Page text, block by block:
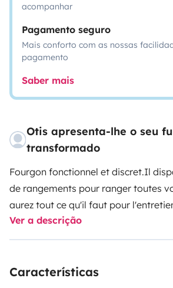
acompanhar
Pagamento seguro
Mais conforto com as nossas
pagamento
Saber mais
Otis apresenta-lhe o seu
transformado
Fourgon fonctionnel et discret.Il
de rangements pour ranger toutes
aurez tout ce qu'il faut pour
produits, etc ... ) et pour cuisiner ( sel,
votre disposition, vous aurez : 1
panneau solaire portatif de 60w pour
Ver a descrição
Características